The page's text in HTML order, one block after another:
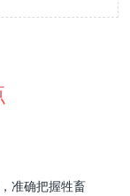
准确把握牲畜